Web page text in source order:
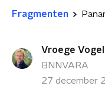
Fragmenten
Vroege
BNNVARA
27 december